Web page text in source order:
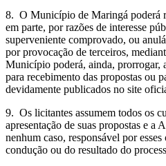
8. O Município de Maringá poderá
em parte, por razões de interesse
superveniente comprovado, ou
por provocação de terceiros,
Município poderá, ainda, prorrogar,
para recebimento das propostas ou
devidamente publicados no site
9. Os licitantes assumem todos os
apresentação de suas propostas e a
nenhum caso, responsável por
condução ou do resultado do